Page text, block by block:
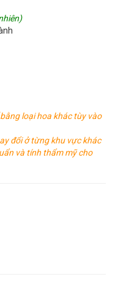
loại hoa khác tùy vào
đổi ở từng khu vực khác
và tính thẩm mỹ cho